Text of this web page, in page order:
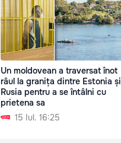
Un moldovean a traversat înot
râul la granița dintre Estonia și
Rusia pentru a se întâlni cu
prietena sa
15 Iul. 16:25